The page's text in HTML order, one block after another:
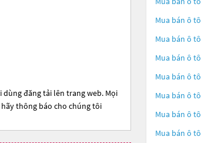
đăng tải lên trang web. Mọi
thông báo cho chúng tôi
Mua bán ô tô
Mua bán ô tô
Mua bán ô tô
Mua bán ô tô
Mua bán ô tô
Mua bán ô tô
Mua bán ô tô